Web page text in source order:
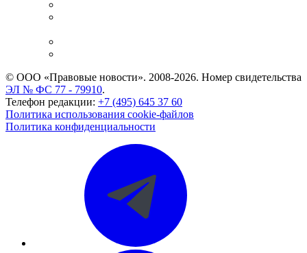
© ООО «Правовые новости». 2008-2026. Номер свидетельства
ЭЛ № ФС 77 - 79910.
Телефон редакции: +7 (495) 645 37 60
Политика использования cookie-файлов
Политика конфиденциальности